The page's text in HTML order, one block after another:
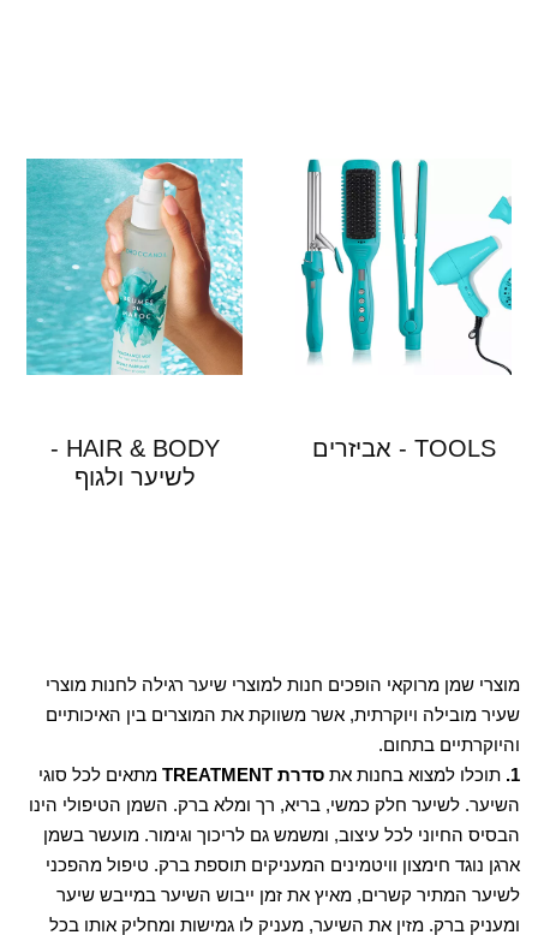
TOOLS - אביזרים
HAIR & BODY -
לשיער ולגוף
מוצרי שמן מרוקאי הופכים חנות למוצרי שיער רגילה לחנות מוצרי
שעיר מובילה ויוקרתית, אשר משווקת את המוצרים בין האיכותיים
והיוקרתיים בתחום.
1. תוכלו למצוא בחנות את סדרת TREATMENT
מתאים לכל סוגי
השיער. לשיער חלק כמשי, בריא, רך ומלא ברק. השמן הטיפולי הינו
הבסיס החיוני לכל עיצוב, ומשמש גם לריכוך וגימור. מועשר בשמן
ארגן נוגד חימצון וויטמינים המעניקים תוספת ברק. טיפול מהפכני
לשיער המתיר קשרים, מאיץ את זמן ייבוש השיער במייבש שיער
ומעניק ברק. מזין את השיער, מעניק לו גמישות ומחליק אותו בכל